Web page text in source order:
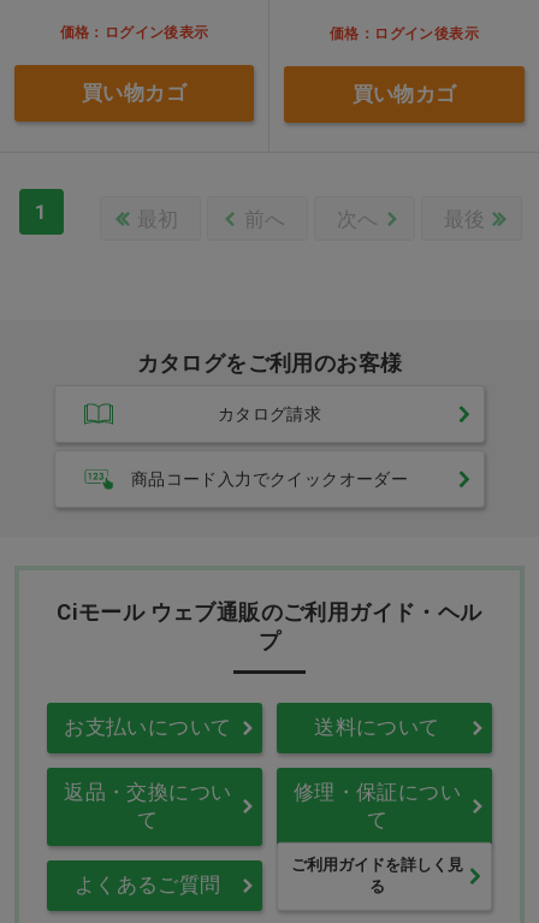
価格：ログイン後表示
買い物カゴ
価格：ログイン後表示
買い物カゴ
1 最初 前へ 次へ 最後
カタログをご利用のお客様
カタログ請求
商品コード入力でクイックオーダー
Ciモール ウェブ通販のご利用ガイド・ヘル
プ
お支払いについて 送料について
返品・交換につい
て
修理・保証につい
て
よくあるご質問
ご利用ガイドを詳しく見
る